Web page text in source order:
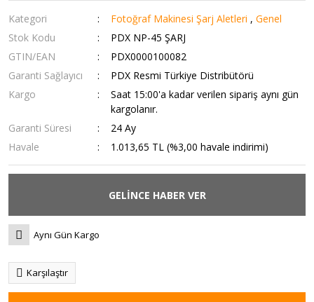
Kategori Fotoğraf Makinesi Şarj Aletleri ,Genel
Stok Kodu
PDX NP-45 ŞARJ
GTIN/EAN
PDX0000100082
Garanti Sağlayıcı
PDX Resmi Türkiye Distribütörü
Kargo
Saat 15:00'a kadar verilen sipariş aynı gün
kargolanır.
Garanti Süresi
24 Ay
Havale
1.013,65 TL (%3,00 havale indirimi)
GELİNCE HABER VER
Aynı Gün Kargo
Karşılaştır